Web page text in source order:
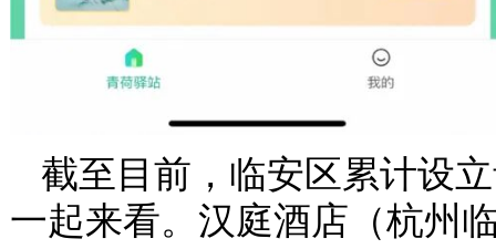
截至目前，临安区累计设
一起来看。汉庭酒店（杭州